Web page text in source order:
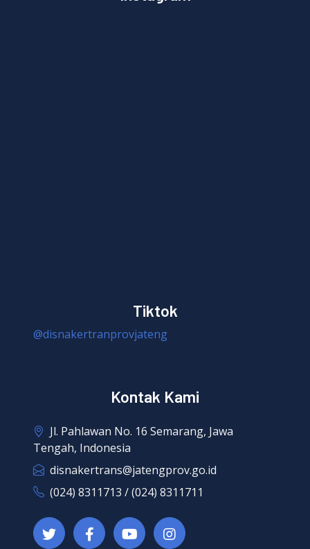
Tiktok
@disnakertranprovjateng
Kontak Kami
Jl. Pahlawan No. 16 Semarang, Jawa
Tengah, Indonesia
disnakertrans@jatengprov.go.id
(024) 8311713 / (024) 8311711